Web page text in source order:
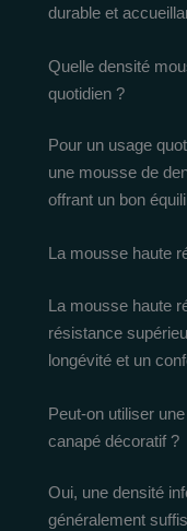
durable et
Quelle densité
quotidien ?
Pour un usage
une mousse de
offrant un bon
La mousse haute
La mousse haute
résistance
longévité et un
Peut-on utiliser
canapé décoratif ?
Oui, une densité
généralement